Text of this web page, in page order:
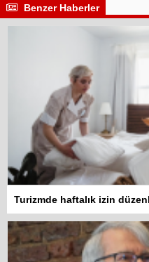
Benzer Haberler